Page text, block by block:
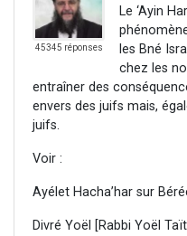
45345 réponses
Le ‘Ayin
les Bné
chez les
entraîner des
envers des juifs mais,
juifs.
Voir :
Ayélet Hacha’har sur
Divré Yoël [Rabbi Yoël